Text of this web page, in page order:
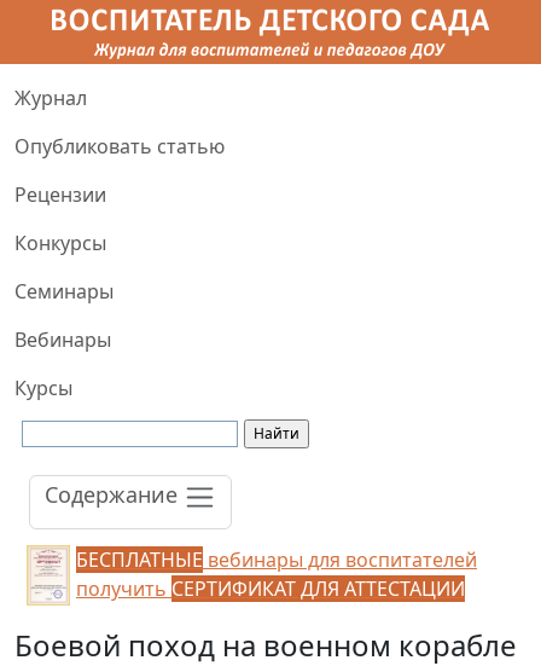
Журнал
Опубликовать статью
Рецензии
Конкурсы
Семинары
Вебинары
Курсы
Содержание
БЕСПЛАТНЫЕ вебинары для воспитателей
получить СЕРТИФИКАТ ДЛЯ АТТЕСТАЦИИ
Боевой поход на военном корабле